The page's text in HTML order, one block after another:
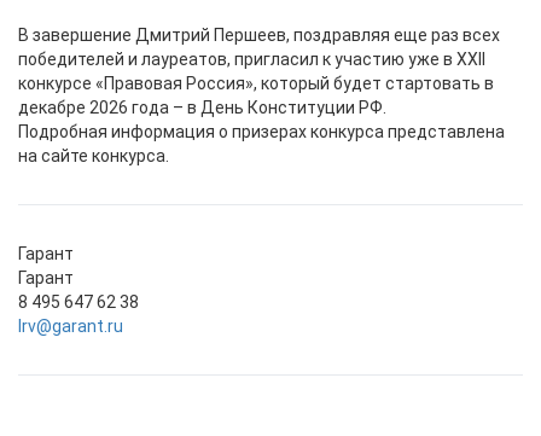
В завершение Дмитрий Першеев, поздравляя еще раз всех
победителей и лауреатов, пригласил к участию уже в ХХII
конкурсе «Правовая Россия», который будет стартовать в
декабре 2026 года – в День Конституции РФ.
Подробная информация о призерах конкурса представлена
на сайте конкурса.
Гарант
Гарант
8 495 647 62 38
lrv@garant.ru